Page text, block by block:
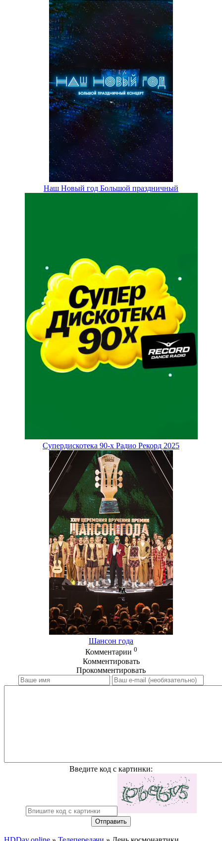
Наш Новый год Большой праздничный
Супердискотека 90-х Радио Рекорд 2025
Шансон года
Комментарии 0
Комментировать
Прокомментировать
Введите код с картинки:
Отправить